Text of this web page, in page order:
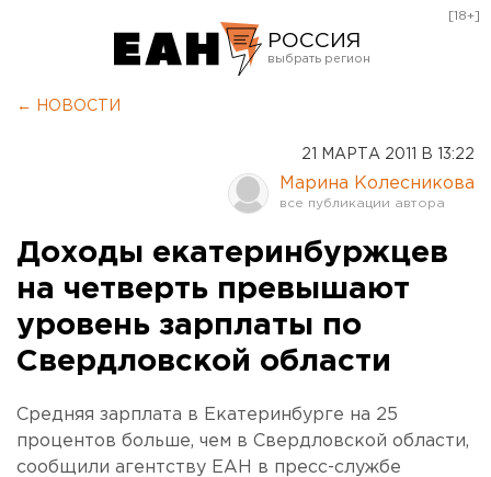
РОССИЯ
Оренбург
[18+]
← НОВОСТИ
21 МАРТА 2011 В 13:22
Марина Колесникова
Доходы екатеринбуржцев
на четверть превышают
уровень зарплаты по
Свердловской области
Средняя зарплата в Екатеринбурге на 25
процентов больше, чем в Свердловской области,
сообщили агентству ЕАН в пресс-службе